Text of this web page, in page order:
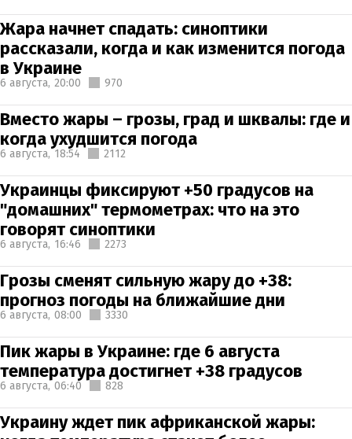
Жара начнет спадать: синоптики
рассказали, когда и как изменится погода
в Украине
6 августа, 20:00 970
Вместо жары – грозы, град и шквалы: где и
когда ухудшится погода
6 августа, 18:54 2112
Украинцы фиксируют +50 градусов на
"домашних" термометрах: что на это
говорят синоптики
6 августа, 16:46 2273
Грозы сменят сильную жару до +38:
прогноз погоды на ближайшие дни
6 августа, 08:00 3330
Пик жары в Украине: где 6 августа
температура достигнет +38 градусов
6 августа, 06:40 828
Украину ждет пик африканской жары: